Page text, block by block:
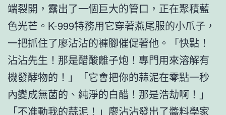
端裂開，露出了一個巨大的管口，正在聚積藍
色光芒。K-999特務用它穿著燕尾服的小爪子，
一把抓住了廖沾沾的褲腳催促著他。「快點！
沾沾先生！那是醋酸離子炮！專門用來溶解有
機發酵物的！」「它會把你的蒜泥在零點一秒
內變成無菌的、純淨的白醋！那是浩劫啊！」
「不准動我的蒜泥！」廖沾沾發出了醬料學家